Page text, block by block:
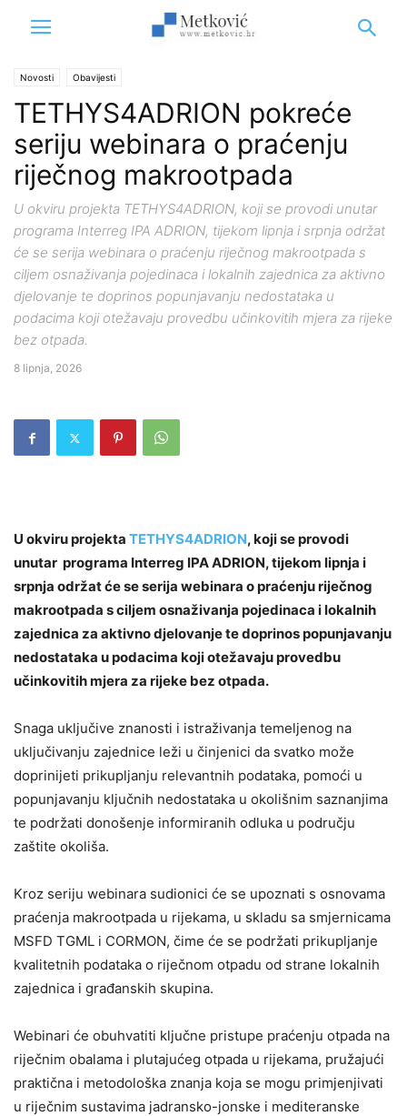
Novosti Obavijesti
TETHYS4ADRION pokreće
seriju webinara o praćenju
riječnog makrootpada
U okviru projekta TETHYS4ADRION, koji se provodi unutar
programa Interreg IPA ADRION, tijekom lipnja i srpnja održat
će se serija webinara o praćenju riječnog makrootpada s
ciljem osnaživanja pojedinaca i lokalnih zajednica za aktivno
djelovanje te doprinos popunjavanju nedostataka u
podacima koji otežavaju provedbu učinkovitih mjera za rijeke
bez otpada.
8 lipnja, 2026
U okviru projekta TETHYS4ADRION, koji se provodi
unutar programa Interreg IPA ADRION, tijekom lipnja i
srpnja održat će se serija webinara o praćenju riječnog
makrootpada s ciljem osnaživanja pojedinaca i lokalnih
zajednica za aktivno djelovanje te doprinos popunjavanju
nedostataka u podacima koji otežavaju provedbu
učinkovitih mjera za rijeke bez otpada.
Snaga uključive znanosti i istraživanja temeljenog na
uključivanju zajednice leži u činjenici da svatko može
doprinijeti prikupljanju relevantnih podataka, pomoći u
popunjavanju ključnih nedostataka u okolišnim saznanjima
te podržati donošenje informiranih odluka u području
zaštite okoliša.
Kroz seriju webinara sudionici će se upoznati s osnovama
praćenja makrootpada u rijekama, u skladu sa smjernicama
MSFD TGML i CORMON, čime će se podržati prikupljanje
kvalitetnih podataka o riječnom otpadu od strane lokalnih
zajednica i građanskih skupina.
Webinari će obuhvatiti ključne pristupe praćenju otpada na
riječnim obalama i plutajućeg otpada u rijekama, pružajući
praktična i metodološka znanja koja se mogu primjenjivati
u riječnim sustavima jadransko-jonske i mediteranske